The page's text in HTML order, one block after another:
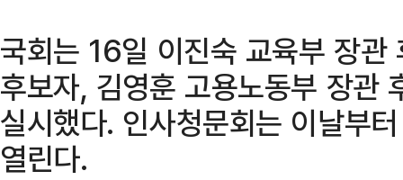
국회는 16일 이진숙 교육부 장관
후보자, 김영훈 고용노동부 장관
실시했다. 인사청문회는 이날부
열린다.